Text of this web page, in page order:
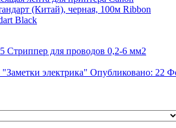
(Китай), черная, 100м Ribbon
Black
"Заметки электрика" Опубликовано: 22